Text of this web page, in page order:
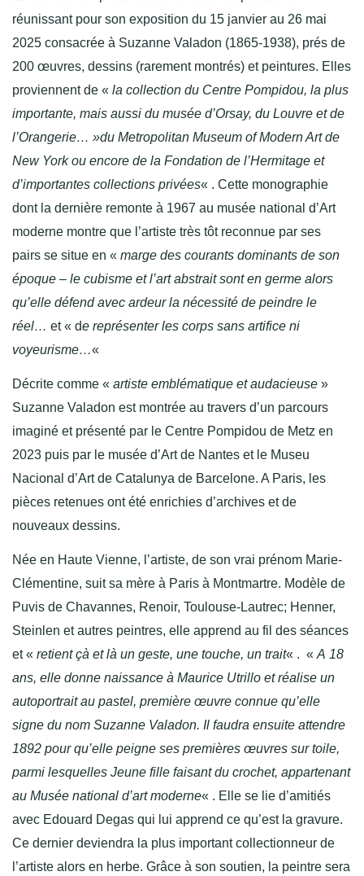
réunissant pour son exposition du 15 janvier au 26 mai
2025 consacrée à Suzanne Valadon (1865-1938), prés de
200 œuvres, dessins (rarement montrés) et peintures. Elles
proviennent de « la collection du Centre Pompidou, la plus
importante, mais aussi du musée d’Orsay, du Louvre et de
l’Orangerie… »du Metropolitan Museum of Modern Art de
New York ou encore de la Fondation de l’Hermitage et
d’importantes collections privées« . Cette monographie
dont la dernière remonte à 1967 au musée national d’Art
moderne montre que l’artiste très tôt reconnue par ses
pairs se situe en « marge des courants dominants de son
époque – le cubisme et l’art abstrait sont en germe alors
qu’elle défend avec ardeur la nécessité de peindre le
réel… et « de représenter les corps sans artifice ni
voyeurisme…«
Décrite comme « artiste emblématique et audacieuse »
Suzanne Valadon est montrée au travers d’un parcours
imaginé et présenté par le Centre Pompidou de Metz en
2023 puis par le musée d’Art de Nantes et le Museu
Nacional d’Art de Catalunya de Barcelone. A Paris, les
pièces retenues ont été enrichies d’archives et de
nouveaux dessins.
Née en Haute Vienne, l’artiste, de son vrai prénom Marie-
Clémentine, suit sa mère à Paris à Montmartre. Modèle de
Puvis de Chavannes, Renoir, Toulouse-Lautrec; Henner,
Steinlen et autres peintres, elle apprend au fil des séances
et « retient çà et là un geste, une touche, un trait« . « A 18
ans, elle donne naissance à Maurice Utrillo et réalise un
autoportrait au pastel, première œuvre connue qu’elle
signe du nom Suzanne Valadon. Il faudra ensuite attendre
1892 pour qu’elle peigne ses premières œuvres sur toile,
parmi lesquelles Jeune fille faisant du crochet, appartenant
au Musée national d’art moderne« . Elle se lie d’amitiés
avec Edouard Degas qui lui apprend ce qu’est la gravure.
Ce dernier deviendra la plus important collectionneur de
l’artiste alors en herbe. Grâce à son soutien, la peintre sera